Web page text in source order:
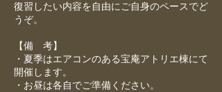
復習したい内容を自由にご自身のペースでど
うぞ。
【備 考】
・夏季はエアコンのある宝庵アトリエ棟にて
開催します。
・お昼は各自でご準備ください。